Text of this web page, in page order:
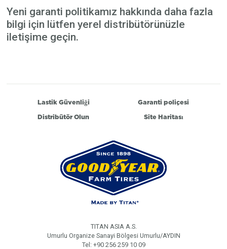
Yeni garanti politikamız hakkında daha fazla
bilgi için lütfen yerel distribütörünüzle
iletişime geçin.
Lastik Güvenliği
Garanti poliçesi
Distribütör Olun
Site Haritası
TITAN ASIA A.S.
Umurlu Organize Sanayi Bölgesi Umurlu/AYDIN
Tel: +90 256 259 10 09